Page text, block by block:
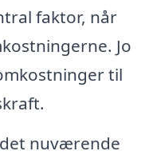
faktor, når
Jo
til
nuværende